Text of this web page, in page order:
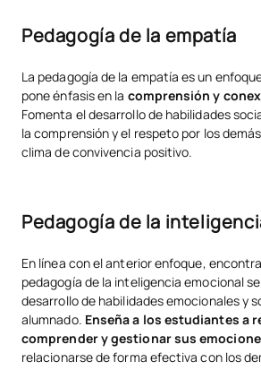
Pedagogía de la empatía
La pedagogía de la empatía es un
pone énfasis en la comprensión y
Fomenta el desarrollo de habilidades
la comprensión y el respeto por los
clima de convivencia positivo.
Pedagogía de la
En línea con el anterior enfoque,
pedagogía de la inteligencia emocional
desarrollo de habilidades emocionales y
alumnado. Enseña a los estudiantes a
comprender y gestionar sus
relacionarse de forma efectiva con los